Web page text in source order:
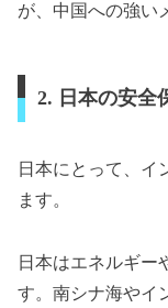
が、中国への強い
2. 日本の安全
日本にとって、イ
ます。
日本はエネルギー
す。南シナ海やイ